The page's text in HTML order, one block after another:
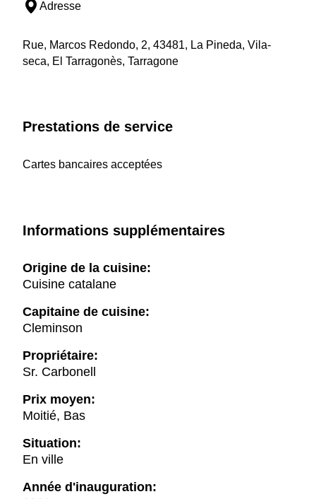
Adresse
Rue, Marcos Redondo, 2, 43481, La Pineda, Vila-
seca, El Tarragonès, Tarragone
Prestations de service
Cartes bancaires acceptées
Informations supplémentaires
Origine de la cuisine:
Cuisine catalane
Capitaine de cuisine:
Cleminson
Propriétaire:
Sr. Carbonell
Prix moyen:
Moitié, Bas
Situation:
En ville
Année d'inauguration: